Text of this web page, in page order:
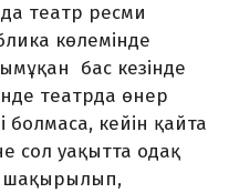
театр ресми
көлемінде
бас кезінде
театрда өнер
болмаса, кейін қайта
сол уақытта одақ
шақырылып,